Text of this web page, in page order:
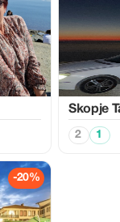
Skopje
2 1
-20%